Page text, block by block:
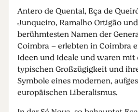
Antero de Quental, Eça de
Junqueiro, Ramalho Ortigão
berühmtesten Namen der
Coimbra – erlebten in Coimbra
Ideen und Ideale und waren
typischen Großzügigkeit und
Symbole eines modernen,
europäischen Liberalismus.